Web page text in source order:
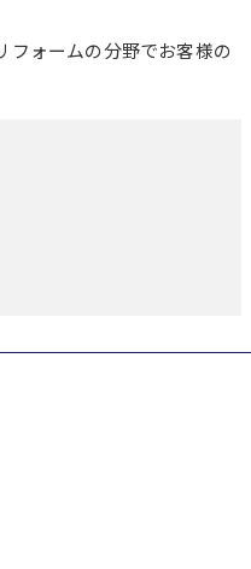
フォームの分野でお客様の